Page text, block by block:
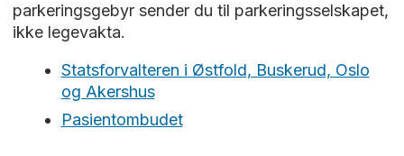
parkeringsgebyr sender du til parkeringsselskapet,
ikke legevakta.
Statsforvalteren i Østfold, Buskerud, Oslo
og Akershus
Pasientombudet